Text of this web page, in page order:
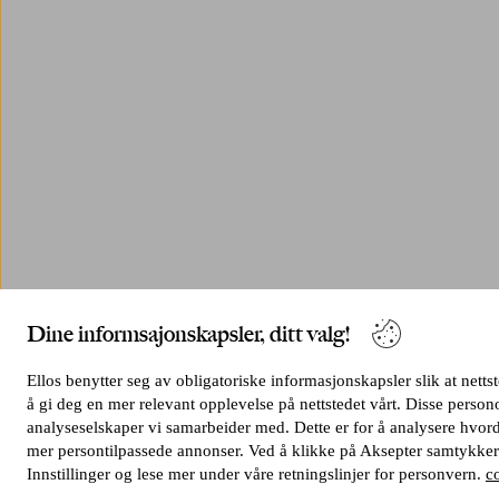
Dine informsajonskapsler, ditt valg!
Ellos benytter seg av obligatoriske informasjonskapsler slik at
å gi deg en mer relevant opplevelse på nettstedet vårt. Disse
analyseselskaper vi samarbeider med. Dette er for å analysere
mer persontilpassede annonser. Ved å klikke på Aksepter
Innstillinger og lese mer under våre retningslinjer for personvern.